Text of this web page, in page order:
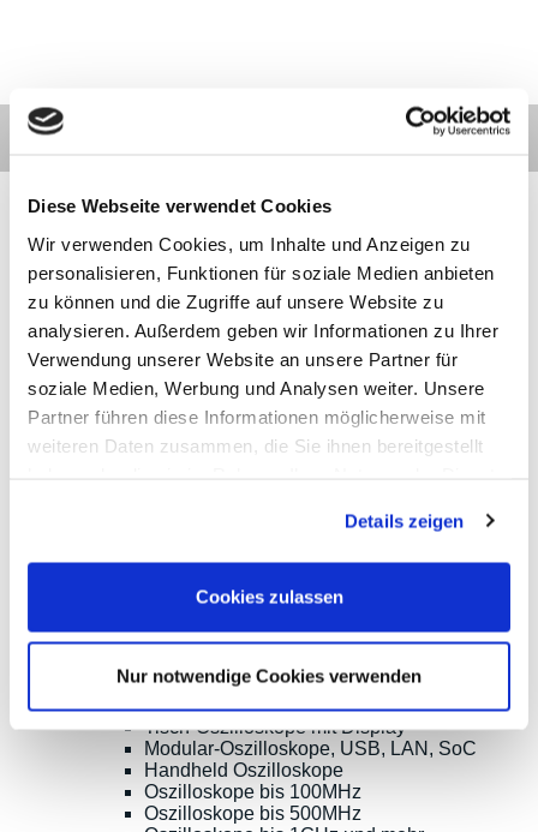
Diese Webseite verwendet Cookies
Wir verwenden Cookies, um Inhalte und Anzeigen zu
personalisieren, Funktionen für soziale Medien anbieten
zu können und die Zugriffe auf unsere Website zu
analysieren. Außerdem geben wir Informationen zu Ihrer
Verwendung unserer Website an unsere Partner für
soziale Medien, Werbung und Analysen weiter. Unsere
Partner führen diese Informationen möglicherweise mit
weiteren Daten zusammen, die Sie ihnen bereitgestellt
Details zeigen
Cookies zulassen
Nur notwendige Cookies verwenden
Kontakt
Meilhaus
Electronic
GmbH
Am
Sonnenlicht 2
Email:
KategorienInformationen
Impressum
AGB
Datenschutz
Widerruf
Zahlarten
zertifiziert
Zahlarten
Shopsoftware CosmoShop
Produkte
Oszilloskope, Logik-Analyse
Tisch-Oszilloskope mit Display
Modular-Oszilloskope, USB, LAN, SoC
Handheld Oszilloskope
Oszilloskope bis 100MHz
Oszilloskope bis 500MHz